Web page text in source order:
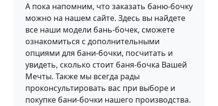
А пока напомним, что заказать баню-бочку
можно на нашем сайте. Здесь вы найдете
все наши модели бань-бочек, сможете
ознакомиться с дополнительными
опциями для бани-бочки, посчитать и
увидеть, сколько стоит баня-бочка Вашей
Мечты. Также мы всегда рады
проконсультировать вас при выборе и
покупке бани-бочки нашего производства.